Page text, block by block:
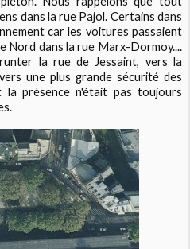
dans la rue Pajol. Certains dans
car les voitures passaient
Nord dans la rue Marx-Dormoy....
la rue de Jessaint, vers la
une plus grande sécurité des
présence n'était pas toujours